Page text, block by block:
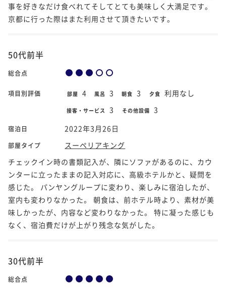
事を好きなだけ食べれてそしてとても美味しく大満足です。
京都に行った際はまた利用させて頂きたいです。
50代前半
総合点
項目別評価 部屋 4 風呂 3 朝食 3 夕食 利用なし
接客・サービス 3 その他設備 3
宿泊日 2022年3月26日
部屋タイプ
スーペリアキング
チェックイン時の書類記入が、隣にソファがあるのに、カウ
ンターに立ったままの記入対応に、高級ホテルかと、疑問を
感じた。 パンヤングループに変わり、楽しみに宿泊したが、
室内も変わりなかった。 朝食は、前ホテル時より、素材が美
味しかったが、内容など変わりなかった。 特に凝った感じも
なく、宿泊費だけが上がり残念な気がした。
30代前半
総合点